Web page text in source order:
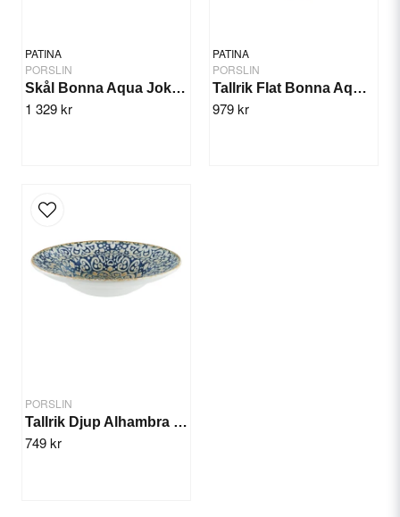
PATINA
PORSLIN
Skål Bonna Aqua Joker 14cm/12st
1 329 kr
PATINA
PORSLIN
Tallrik Flat Bonna Aqua 30cm/6st
979 kr
PORSLIN
Tallrik Djup Alhambra 27cm/6st
749 kr